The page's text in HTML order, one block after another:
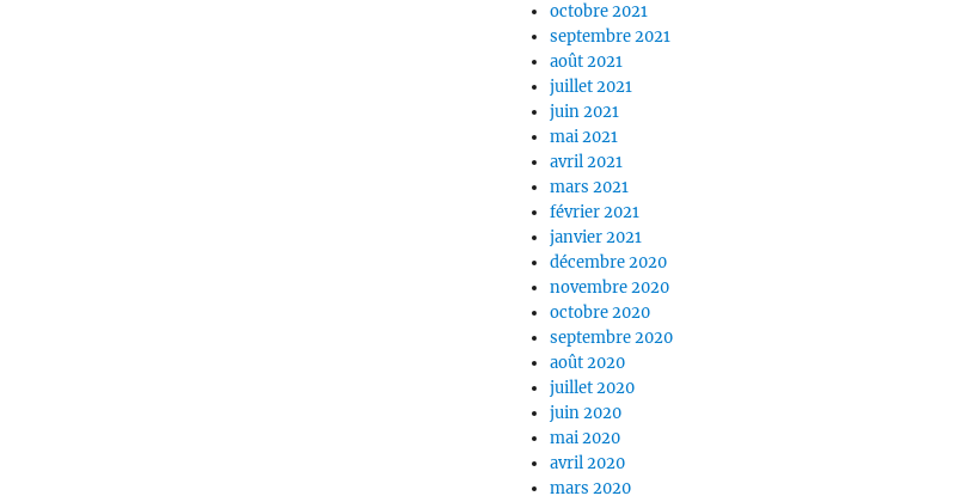
octobre 2021
septembre 2021
août 2021
juillet 2021
juin 2021
mai 2021
avril 2021
mars 2021
février 2021
janvier 2021
décembre 2020
novembre 2020
octobre 2020
septembre 2020
août 2020
juillet 2020
juin 2020
mai 2020
avril 2020
mars 2020